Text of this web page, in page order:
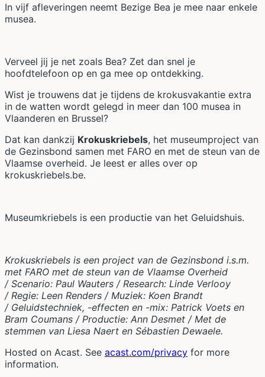
In vijf afleveringen neemt Bezige Bea je mee naar enkele
musea.
Verveel jij je net zoals Bea? Zet dan snel je
hoofdtelefoon op en ga mee op ontdekking.
Wist je trouwens dat je tijdens de krokusvakantie extra
in de watten wordt gelegd in meer dan 100 musea in
Vlaanderen en Brussel?
Dat kan dankzij Krokuskriebels, het museumproject van
de Gezinsbond samen met FARO en met de steun van de
Vlaamse overheid. Je leest er alles over op
krokuskriebels.be.
Museumkriebels is een productie van het Geluidshuis.
Krokuskriebels is een project van de Gezinsbond i.s.m.
met FARO met de steun van de Vlaamse Overheid
/ Scenario: Paul Wauters / Research: Linde Verlooy
/ Regie: Leen Renders / Muziek: Koen Brandt
/ Geluidstechniek, -effecten en -mix: Patrick Voets en
Bram Coumans / Productie: Ann Desmet / Met de
stemmen van Liesa Naert en Sébastien Dewaele.
Hosted on Acast. See acast.com/privacy for more
information.